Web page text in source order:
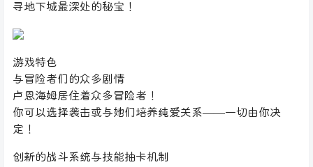
寻地下城最深处的秘宝！
游戏特色
与冒险者们的众多剧情
卢恩海姆居住着众多冒险者！
你可以选择袭击或与她们培养纯爱关系——一切由你决
定！
创新的战斗系统与技能抽卡机制